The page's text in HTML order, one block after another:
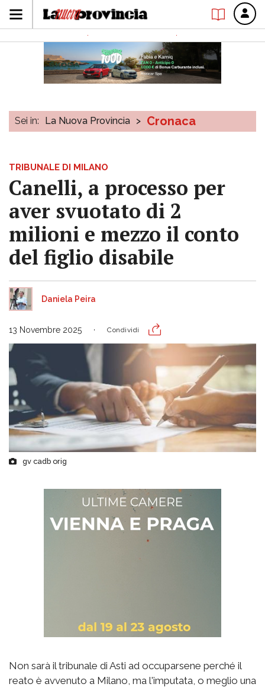
Sei in: La Nuova Provincia > Cronaca
TRIBUNALE DI MILANO
Canelli, a processo per
aver svuotato di 2
milioni e mezzo il conto
del figlio disabile
Daniela Peira
13 Novembre 2025 Condividi
gv cadb orig
Non sarà il tribunale di Asti ad occuparsene perché il
reato è avvenuto a Milano, ma l'imputata, o meglio una